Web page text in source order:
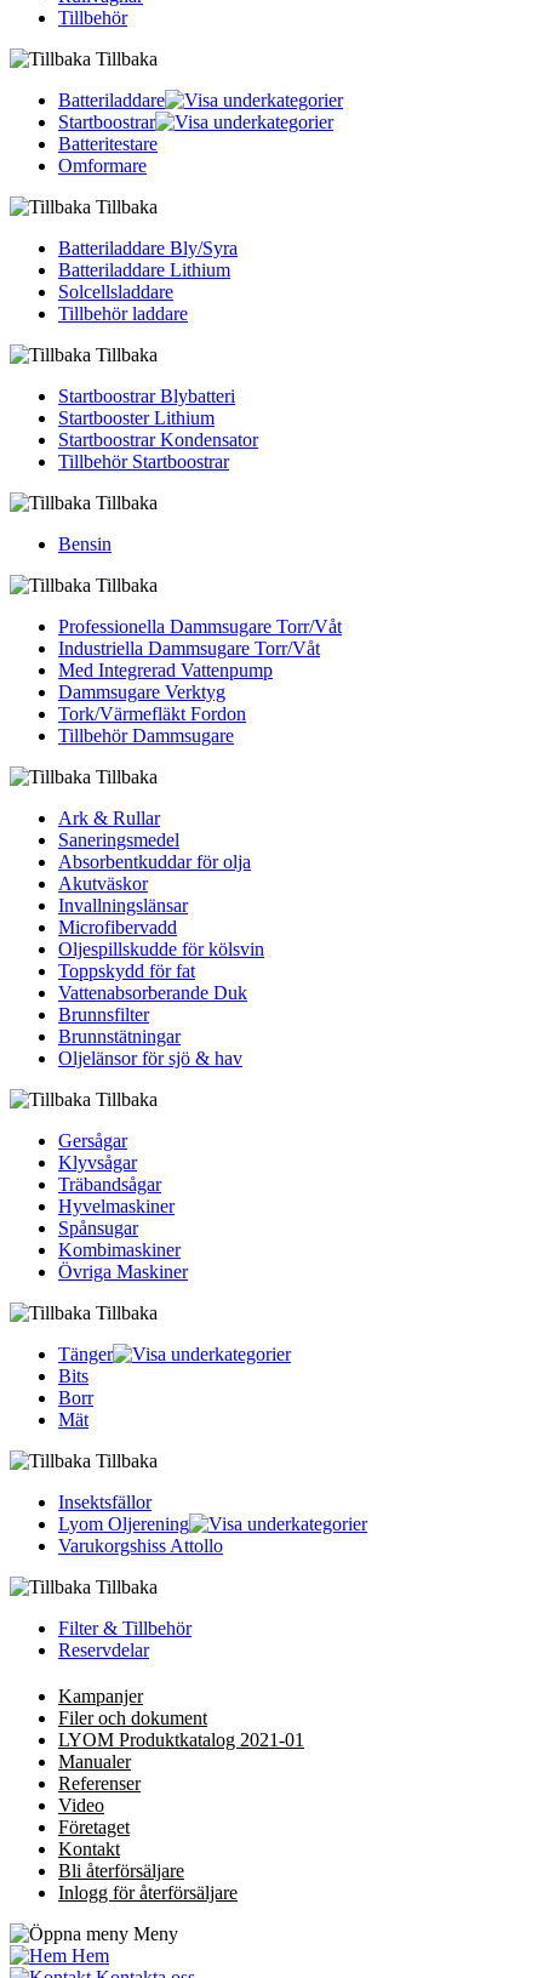
Tillbehör
Tillbaka
Batteriladdare
Startboostrar
Batteritestare
Omformare
Tillbaka
Batteriladdare Bly/Syra
Batteriladdare Lithium
Solcellsladdare
Tillbehör laddare
Tillbaka
Startboostrar Blybatteri
Startbooster Lithium
Startboostrar Kondensator
Tillbehör Startboostrar
Tillbaka
Bensin
Tillbaka
Professionella Dammsugare Torr/Våt
Industriella Dammsugare Torr/Våt
Med Integrerad Vattenpump
Dammsugare Verktyg
Tork/Värmefläkt Fordon
Tillbehör Dammsugare
Tillbaka
Ark & Rullar
Saneringsmedel
Absorbentkuddar för olja
Akutväskor
Invallningslänsar
Microfibervadd
Oljespillskudde för kölsvin
Toppskydd för fat
Vattenabsorberande Duk
Brunnsfilter
Brunnstätningar
Oljelänsor för sjö & hav
Tillbaka
Gersågar
Klyvsågar
Träbandsågar
Hyvelmaskiner
Spånsugar
Kombimaskiner
Övriga Maskiner
Tillbaka
Tänger
Bits
Borr
Mät
Tillbaka
Insektsfällor
Lyom Oljerening
Varukorgshiss Attollo
Tillbaka
Filter & Tillbehör
Reservdelar
Kampanjer
Filer och dokument
LYOM Produktkatalog 2021-01
Manualer
Referenser
Video
Företaget
Kontakt
Bli återförsäljare
Inlogg för återförsäljare
Meny
Hem